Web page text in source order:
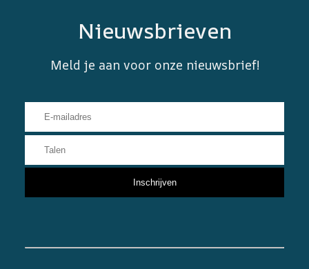
Nieuwsbrieven
Meld je aan voor onze nieuwsbrief!